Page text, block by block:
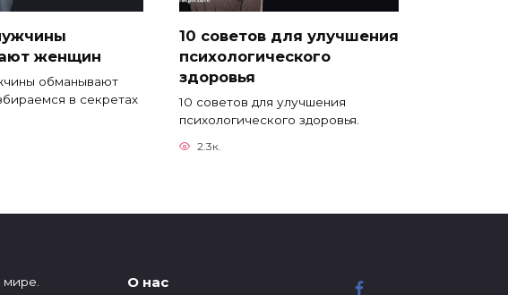
женщин
обманывают
в секретах
10 советов для улучшения
психологического
здоровья
10 советов для улучшения
психологического здоровья.
2.3к.
О нас